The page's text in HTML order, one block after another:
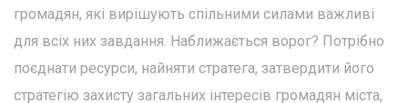
громадян, які вирішують спільними силами важливі
для всіх них завдання. Наближається ворог? Потрібно
поєднати ресурси, найняти стратега, затвердити його
стратегію захисту загальних інтересів громадян міста,